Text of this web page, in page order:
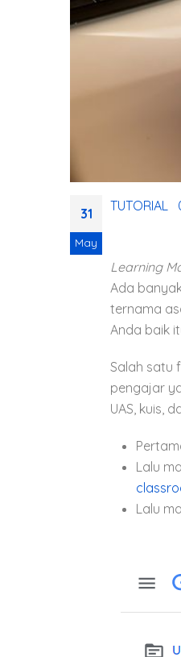
31
May
TUTORIAL
Learning
Ada
ternama
Anda baik
Salah satu
pengajar
UAS, kuis,
Lalu
Lalu